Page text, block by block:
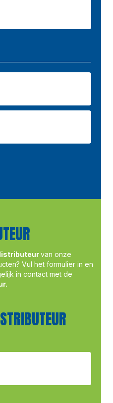
van onze
Vul het formulier in en
in contact met de